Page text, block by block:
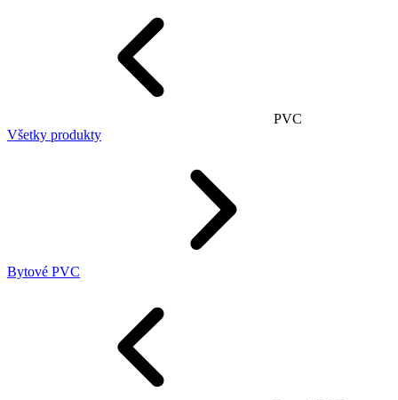
PVC
Všetky produkty
Bytové PVC